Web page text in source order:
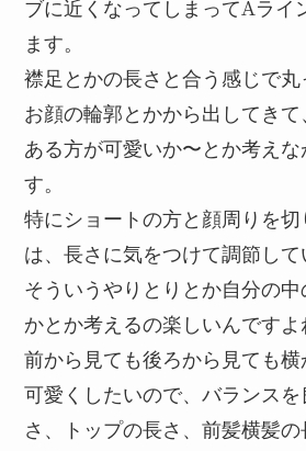
ブに近くなってしまってAライ
ます。
襟足とかの長さと合う感じで
お顔の輪郭とかから出してき
ある方が可愛いか〜とか考え
す。
特にショートの方と顔周りを
は、長さに気をつけて調節して
そういうやりとりとか自分の
かとか考えるの楽しいんですよ
前から見ても後ろから見ても
可愛くしたいので、バランス
さ、トップの長さ、前髪横髪